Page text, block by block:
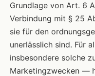
Grundlage von Art. 6
Verbindung mit § 25
sie für den
unerlässlich sind. Für
insbesondere solche
Marketingzwecken —